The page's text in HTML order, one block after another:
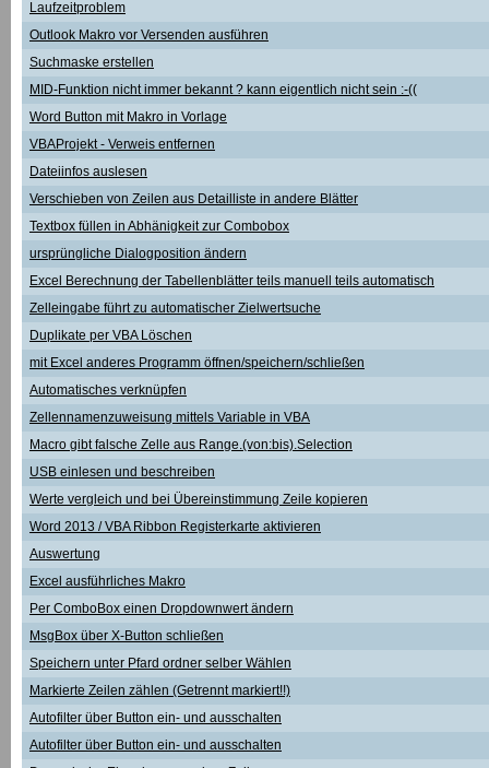
Laufzeitproblem
Outlook Makro vor Versenden ausführen
Suchmaske erstellen
MID-Funktion nicht immer bekannt ? kann eigentlich nicht sein :-((
Word Button mit Makro in Vorlage
VBAProjekt - Verweis entfernen
Dateiinfos auslesen
Verschieben von Zeilen aus Detailliste in andere Blätter
Textbox füllen in Abhänigkeit zur Combobox
ursprüngliche Dialogposition ändern
Excel Berechnung der Tabellenblätter teils manuell teils automatisch
Zelleingabe führt zu automatischer Zielwertsuche
Duplikate per VBA Löschen
mit Excel anderes Programm öffnen/speichern/schließen
Automatisches verknüpfen
Zellennamenzuweisung mittels Variable in VBA
Macro gibt falsche Zelle aus Range.(von:bis).Selection
USB einlesen und beschreiben
Werte vergleich und bei Übereinstimmung Zeile kopieren
Word 2013 / VBA Ribbon Registerkarte aktivieren
Auswertung
Excel ausführliches Makro
Per ComboBox einen Dropdownwert ändern
MsgBox über X-Button schließen
Speichern unter Pfard ordner selber Wählen
Markierte Zeilen zählen (Getrennt markiert!!)
Autofilter über Button ein- und ausschalten
Autofilter über Button ein- und ausschalten